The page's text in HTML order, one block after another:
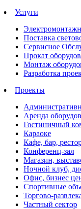
Услуги
Поставка
Сервисное
Прокат
Монтаж
Разработка
Проекты
Аренда
Гостиничный
Караоке
Кафе, бар,
Конференц-зал
Магазин,
Ночной клуб,
Офис, бизнес
Спортивные
Торгово-
Частный сектор